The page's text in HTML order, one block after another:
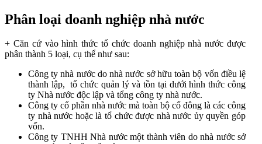
Phân loại doanh nghiệp nhà nước
+ Căn cứ vào hình thức tổ chức doanh nghiệp nhà nước được
phân thành 5 loại, cụ thể như sau:
Công ty nhà nước do nhà nước sở hữu toàn bộ vốn điều lệ
thành lập, tổ chức quản lý và tồn tại dưới hình thức công
ty Nhà nước độc lập và tổng công ty nhà nước.
Công ty cổ phần nhà nước mà toàn bộ cổ đông là các công
ty nhà nước hoặc là tổ chức được nhà nước ủy quyền góp
vốn.
Công ty TNHH Nhà nước một thành viên do nhà nước sở